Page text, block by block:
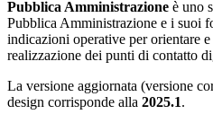
Pubblica Amministrazione è uno
Pubblica Amministrazione e i suoi
indicazioni operative per orientare
realizzazione dei punti di contatto
La versione aggiornata (versione
design corrisponde alla 2025.1.